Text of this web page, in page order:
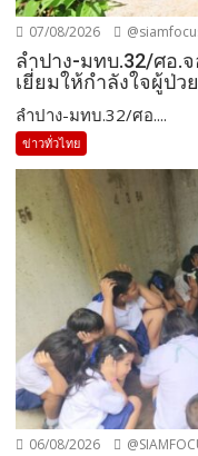
07/08/2026
ลำปาง-มทบ.32/ศอ.
เยี่ยมให้กำลังใจผู้ป่ว
ลำปาง-มทบ.32/ศอ....
ข่าวทั่วไทย
06/08/2026